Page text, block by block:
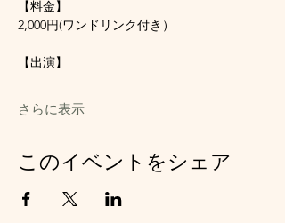
【料金】
2,000円(ワンドリンク付き）
【出演】
さらに表示
このイベントをシェア